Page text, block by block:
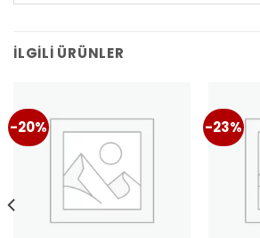
İLGILI ÜRÜNLER
-20% -23%